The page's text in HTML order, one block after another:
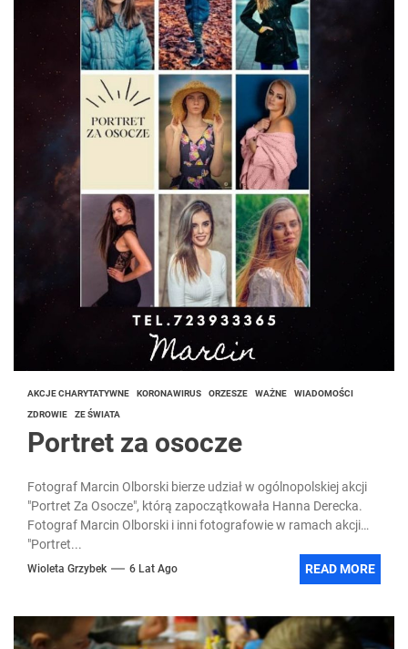
AKCJE CHARYTATYWNE KORONAWIRUS ORZESZE WAŻNE WIADOMOŚCI
ZDROWIE ZE ŚWIATA
Portret za osocze
Fotograf Marcin Olborski bierze udział w ogólnopolskiej akcji
"Portret Za Osocze", którą zapoczątkowała Hanna Derecka.
Fotograf Marcin Olborski i inni fotografowie w ramach akcji
"Portret...
Wioleta Grzybek 6 Lat Ago READ MORE